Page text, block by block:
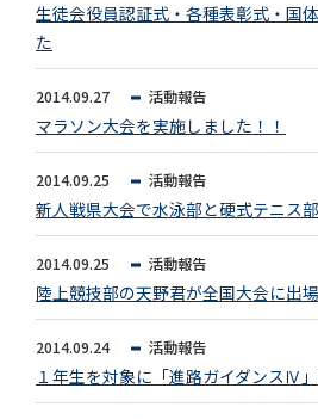
生徒会役員認証式・各種表彰式・国
た
2014.09.27 活動報告
マラソン大会を実施しました！！
2014.09.25 活動報告
新人戦県大会で水泳部と硬式テニス
2014.09.25 活動報告
陸上競技部の天野君が全国大会に出場
2014.09.24 活動報告
１年生を対象に「進路ガイダンスⅣ